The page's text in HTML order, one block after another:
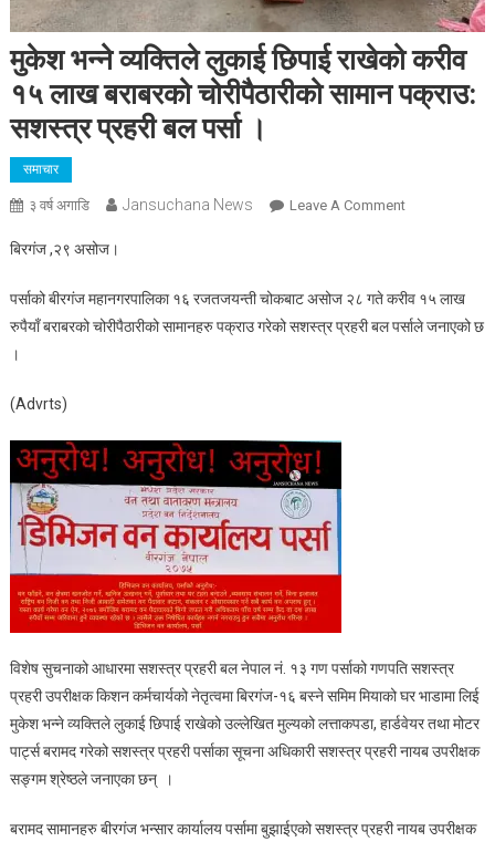
मुकेश भन्ने व्यक्तिले लुकाई छिपाई राखेको करीव
१५ लाख बराबरको चोरीपैठारीको सामान पक्राउ:
सशस्त्र प्रहरी बल पर्सा ।
समाचार
३ वर्ष अगाडि Jansuchana News Leave A CommentOn
लुकाई
छिपाई
।
बिरगंज ,२९ असोज।
पर्साको बीरगंज महानगरपालिका १६ रजतजयन्ती चोकबाट असोज २८ गते करीव १५ लाख
रुपैयाँ बराबरको चोरीपैठारीको सामानहरु पक्राउ गरेको सशस्त्र प्रहरी बल पर्साले जनाएको छ
।
(Advrts)
विशेष सुचनाको आधारमा सशस्त्र प्रहरी बल नेपाल नं. १३ गण पर्साको गणपति सशस्त्र
प्रहरी उपरीक्षक किशन कर्मचार्यको नेतृत्वमा बिरगंज-१६ बस्ने समिम मियाको घर भाडामा लिई
मुकेश भन्ने व्यक्तिले लुकाई छिपाई राखेको उल्लेखित मुल्यको लत्ताकपडा, हार्डवेयर तथा मोटर
पार्ट्स बरामद गरेको सशस्त्र प्रहरी पर्साका सूचना अधिकारी सशस्त्र प्रहरी नायब उपरीक्षक
सङ्गम श्रेष्ठले जनाएका छन् ।
बरामद सामानहरु बीरगंज भन्सार कार्यालय पर्सामा बुझाईएको सशस्त्र प्रहरी नायब उपरीक्षक